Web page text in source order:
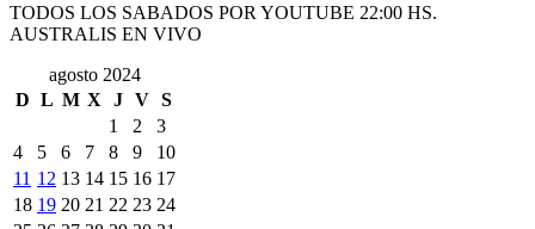
TODOS LOS SABADOS POR YOUTUBE 22:00 HS.
AUSTRALIS EN VIVO
agosto 2024
D L M X J V S
1
2
3
4
5 6 7 8 9
10
11 12 13 14 15 16 17
18 19 20 21 22 23 24